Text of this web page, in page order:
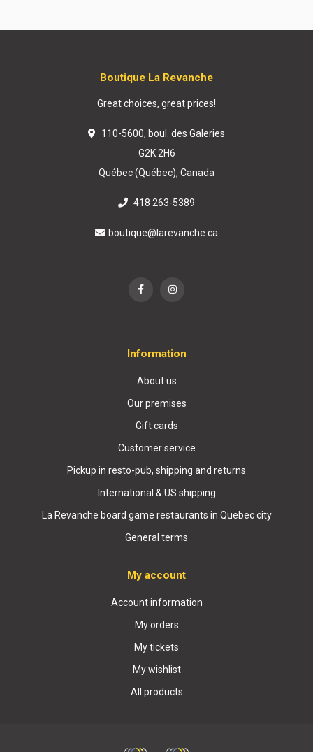
Boutique La Revanche
Great choices, great prices!
110-5600, boul. des Galeries
G2K 2H6
Québec (Québec), Canada
418 263-5389
boutique@larevanche.ca
Information
About us
Our premises
Gift cards
Customer service
Pickup in resto-pub, shipping and returns
International & US shipping
La Revanche board game restaurants in Quebec city
General terms
My account
Account information
My orders
My tickets
My wishlist
All products